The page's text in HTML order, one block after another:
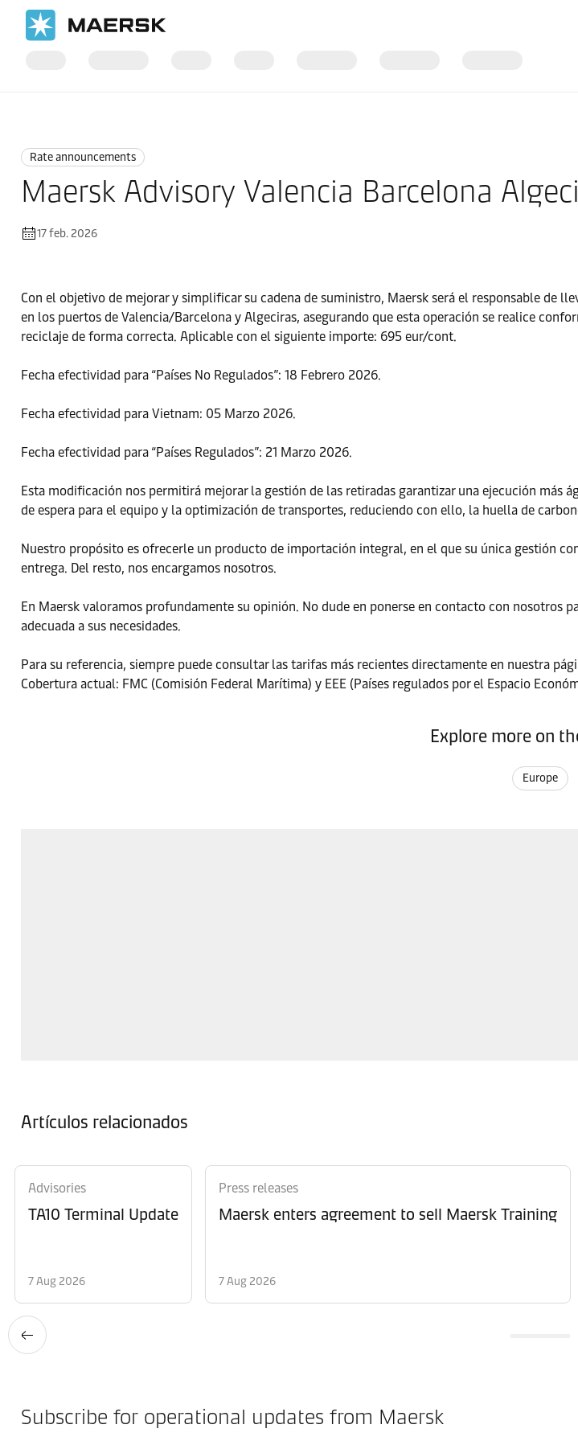
Rate announcements
Maersk Advisory Valencia Barcelona
17 feb. 2026
Con el objetivo de mejorar y simplificar su cadena de suministro, Maersk será el responsable de
en los puertos de Valencia/Barcelona y Algeciras, asegurando que esta operación se realice
reciclaje de forma correcta. Aplicable con el siguiente importe: 695 eur/cont.
Fecha efectividad para “Países No Regulados”: 18 Febrero 2026.
Fecha efectividad para Vietnam: 05 Marzo 2026.
Fecha efectividad para “Países Regulados”: 21 Marzo 2026.
Esta modificación nos permitirá mejorar la gestión de las retiradas garantizar una ejecución más
de espera para el equipo y la optimización de transportes, reduciendo con ello, la huella de
Nuestro propósito es ofrecerle un producto de importación integral, en el que su única gestión
entrega. Del resto, nos encargamos nosotros.
En Maersk valoramos profundamente su opinión. No dude en ponerse en contacto con nosotros
adecuada a sus necesidades.
Para su referencia, siempre puede consultar las tarifas más recientes directamente en nuestra
Cobertura actual: FMC (Comisión Federal Marítima) y EEE (Países regulados por el Espacio
Explore more on
Europe
Artículos relacionados
Advisories
TA10 Terminal Update
7 Aug 2026
Press releases
Maersk enters agreement to sell Maersk Training
7 Aug 2026
Subscribe for operational updates from Maersk